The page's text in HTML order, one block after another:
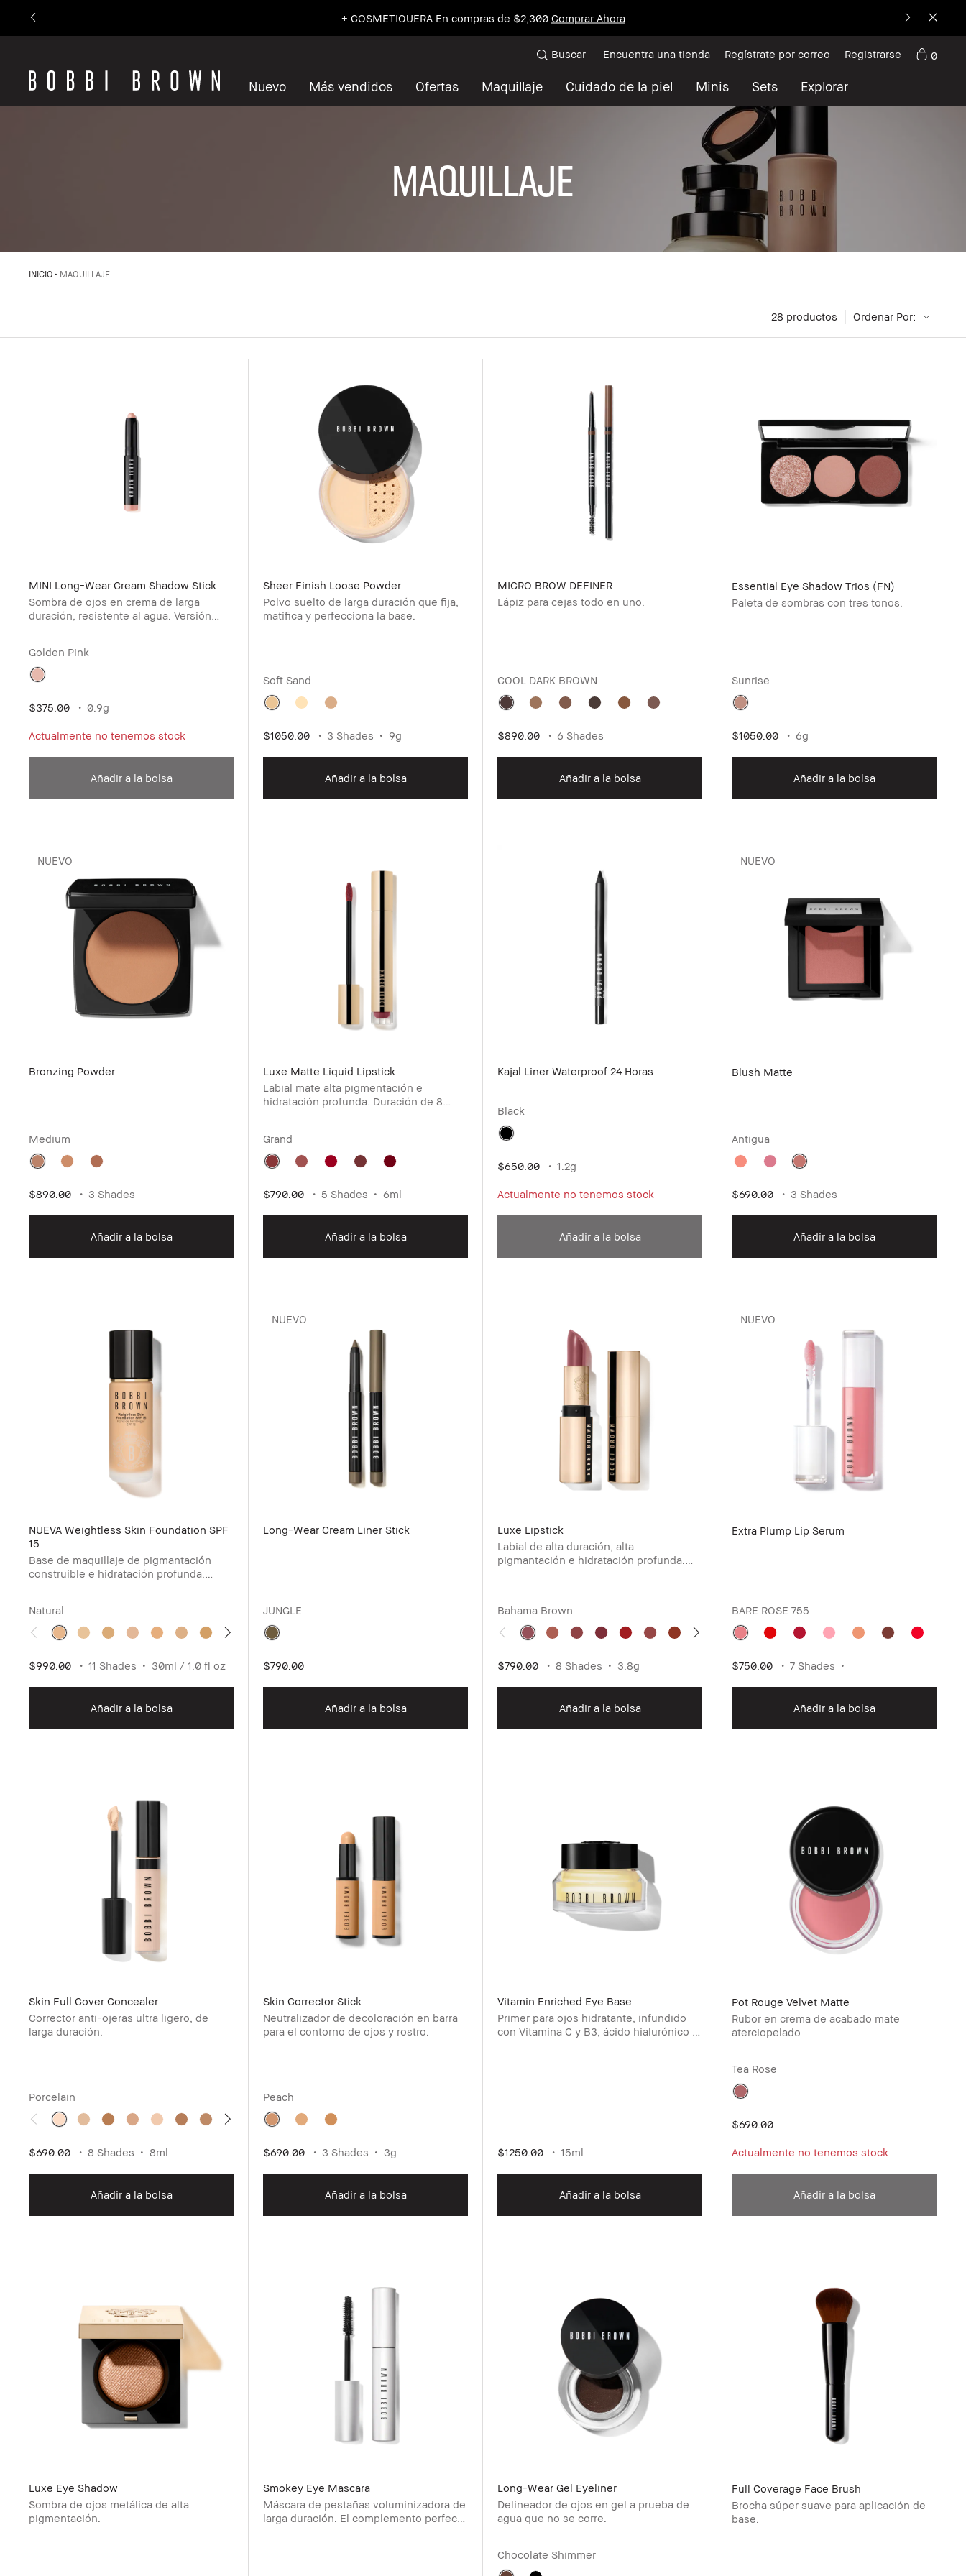
+ COSMETIQUERA En compras de $2,300 Comprar Ahora
Nuevo Más vendidos Ofertas Maquillaje Cuidado de la piel Minis Sets Explorar
Buscar Encuentra una tienda Regístrate por correo Registrarse 0
MAQUILLAJE
INICIO MAQUILLAJE
Ordenar Por:
28 productos
MINI Long-Wear Cream Shadow Stick
Sombra de ojos en crema de larga
duración, resistente al agua. Versión
Golden Pink
$375.00 0.9g
Actualmente no tenemos stock
Añadir a la bolsa
Sheer Finish Loose Powder
Polvo suelto de larga duración que fija,
matifica y perfecciona la base.
Soft Sand
$1050.00 3 Shades 9g
Añadir a la bolsa
MICRO BROW DEFINER
Lápiz para cejas todo en uno.
COOL DARK BROWN
$890.00 6 Shades
Añadir a la bolsa
Essential Eye Shadow Trios (FN)
Paleta de sombras con tres tonos.
Sunrise
$1050.00 6g
Añadir a la bolsa
NUEVO
Bronzing Powder
Medium
$890.00 3 Shades
Añadir a la bolsa
Luxe Matte Liquid Lipstick
Labial mate alta pigmentación e
hidratación profunda. Duración de 8
Grand
$790.00 5 Shades 6ml
Añadir a la bolsa
Kajal Liner Waterproof 24 Horas
Black
$650.00 1.2g
Actualmente no tenemos stock
Añadir a la bolsa
NUEVO
Blush Matte
Antigua
$690.00 3 Shades
Añadir a la bolsa
NUEVA Weightless Skin Foundation SPF
15
Base de maquillaje de pigmantación
construible e hidratación profunda.
Natural
$990.00 11 Shades 30ml / 1.0 fl oz
Añadir a la bolsa
NUEVO
Long-Wear Cream Liner Stick
JUNGLE
$790.00
Añadir a la bolsa
Luxe Lipstick
Labial de alta duración, alta
pigmantación e hidratación profunda.
Bahama Brown
$790.00 8 Shades 3.8g
Añadir a la bolsa
NUEVO
Extra Plump Lip Serum
BARE ROSE 755
$750.00 7 Shades
Añadir a la bolsa
Skin Full Cover Concealer
Corrector anti-ojeras ultra ligero, de
larga duración.
Porcelain
$690.00 8 Shades 8ml
Añadir a la bolsa
Skin Corrector Stick
Neutralizador de decoloración en barra
para el contorno de ojos y rostro.
Peach
$690.00 3 Shades 3g
Añadir a la bolsa
Vitamin Enriched Eye Base
Primer para ojos hidratante, infundido
con Vitamina C y B3, ácido hialurónico y
$1250.00 15ml
Añadir a la bolsa
Pot Rouge Velvet Matte
Rubor en crema de acabado mate
aterciopelado
Tea Rose
$690.00
Actualmente no tenemos stock
Añadir a la bolsa
Luxe Eye Shadow
Sombra de ojos metálica de alta
pigmentación.
Smokey Eye Mascara
Máscara de pestañas voluminizadora de
larga duración. El complemento perfecto
Long-Wear Gel Eyeliner
Delineador de ojos en gel a prueba de
agua que no se corre.
Chocolate Shimmer
Full Coverage Face Brush
Brocha súper suave para aplicación de
base.